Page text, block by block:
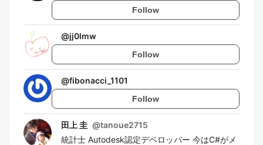
Follow
@jj0lmw
Follow
@fibonacci_1101
Follow
田上 圭 @tanoue2715
統計士 Autodesk認定デベロッパー 今はC#がメ